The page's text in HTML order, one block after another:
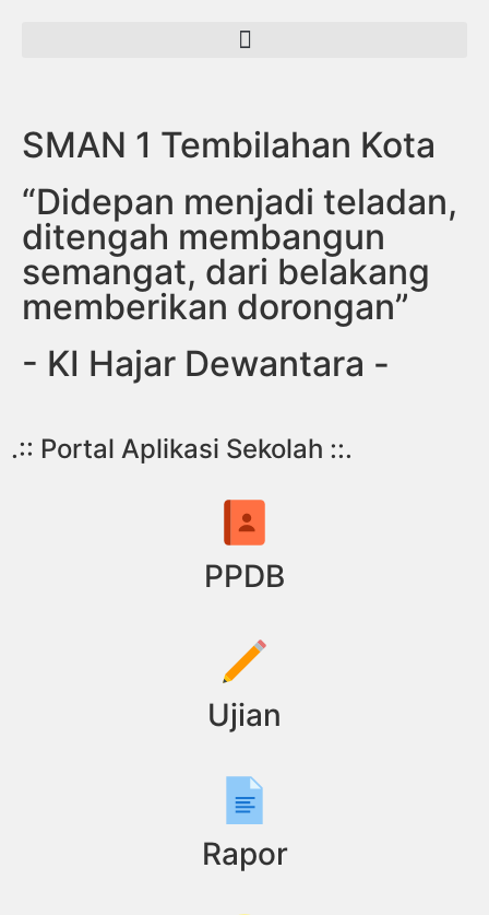
SMAN 1 Tembilahan Kota
“Didepan menjadi teladan,
ditengah membangun
semangat, dari belakang
memberikan dorongan”
- KI Hajar Dewantara -
.:: Portal Aplikasi Sekolah ::.
PPDB
Ujian
Rapor